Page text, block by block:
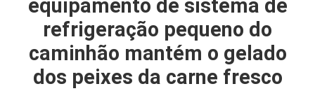
PRODUTOS
SOBRE
equipamento de sistema de
refrigeração pequeno do
caminhão mantém o gelado
dos peixes da carne fresco